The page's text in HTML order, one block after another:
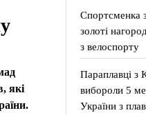
які
Спортсменка
золоті
з велоспорту
Параплавці з
вибороли 5
України з